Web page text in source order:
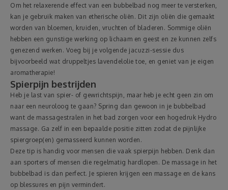
Om het relaxerende effect van een bubbelbad nog meer te versterken,
kan je gebruik maken van etherische oliën. Dit zijn oliën die gemaakt
worden van bloemen, kruiden, vruchten of bladeren. Sommige oliën
hebben een gunstige werking op lichaam en geest en ze kunnen zelfs
genezend werken. Voeg bij je volgende jacuzzi-sessie dus
bijvoorbeeld wat druppeltjes lavendelolie toe, en geniet van je eigen
aromatherapie!
Spierpijn bestrijden
Heb je last van spier- of gewrichtspijn, maar heb je echt geen zin om
naar een neuroloog te gaan? Spring dan gewoon in je bubbelbad
want de massagestralen in het bad zorgen voor een hogedruk Hydro
massage. Ga zelf in een bepaalde positie zitten zodat de pijnlijke
spiergroep(en) gemasseerd kunnen worden.
Deze tip is handig voor mensen die vaak spierpijn hebben. Denk dan
aan sporters of mensen die regelmatig hardlopen. De massage in het
bubbelbad is dan perfect. Je spieren krijgen een massage en de kans
op blessures en pijn vermindert.